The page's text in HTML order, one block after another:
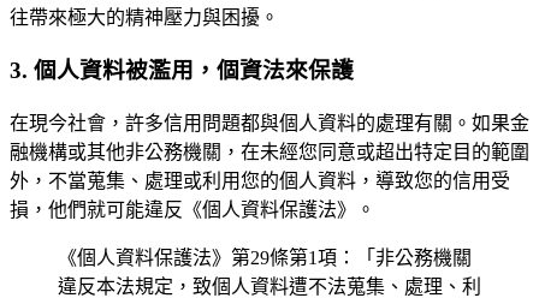
往帶來極大的精神壓力與困擾。
3. 個人資料被濫用，個資法來保護
在現今社會，許多信用問題都與個人資料的處理有關。如果金
融機構或其他非公務機關，在未經您同意或超出特定目的範圍
外，不當蒐集、處理或利用您的個人資料，導致您的信用受
損，他們就可能違反《個人資料保護法》。
《個人資料保護法》第29條第1項：「非公務機關
違反本法規定，致個人資料遭不法蒐集、處理、利